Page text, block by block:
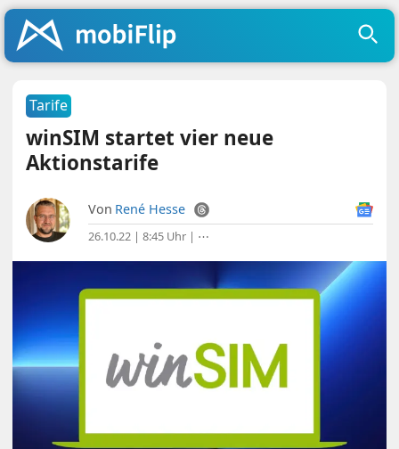
Tarife
winSIM startet vier neue
Aktionstarife
Von René Hesse
26.10.22 | 8:45 Uhr | ⋯